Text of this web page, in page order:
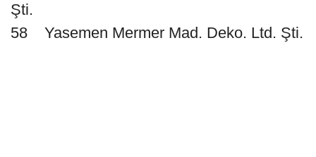
Şti.
58 Yasemen Mermer Mad. Deko. Ltd. Şti.